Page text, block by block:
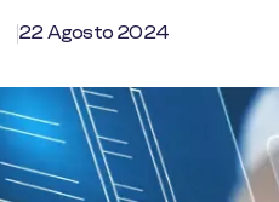
22 Agosto 2024